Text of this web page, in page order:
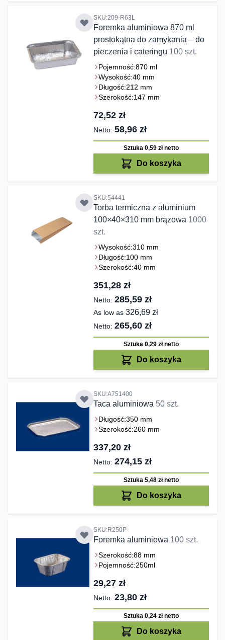
SKU:209-R63L
Foremka aluminiowa 870 ml
prostokątna do zamykania – do
pieczenia i cateringu 100 szt.
Pojemność:870 ml
Wysokość:40 mm
Długość:212 mm
Szerokość:147 mm
72,52 zł
58,96 zł
Sztuka 0,59 złnetto
Do koszyka
SKU:54441
Torba termiczna z aluminium
100×40×310 mm brązowa 1000
szt.
Wysokość:310 mm
Długość:100 mm
Szerokość:40 mm
351,28 zł
285,59 zł
As low as 326,69 zł
265,60 zł
Sztuka 0,29 złnetto
Do koszyka
SKU:A751400
Taca aluminiowa 50 szt.
Długość:350 mm
Szerokość:260 mm
337,20 zł
274,15 zł
Sztuka 5,48 złnetto
Do koszyka
SKU:R250P
Foremka aluminiowa 100 szt.
Szerokość:88 mm
Pojemność:250ml
29,27 zł
23,80 zł
Sztuka 0,24 złnetto
Do koszyka